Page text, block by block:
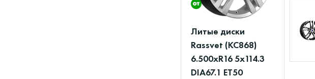
Литые диски
Rassvet (КС868)
6.500xR16 5x114.3
DIA67.1 ET50